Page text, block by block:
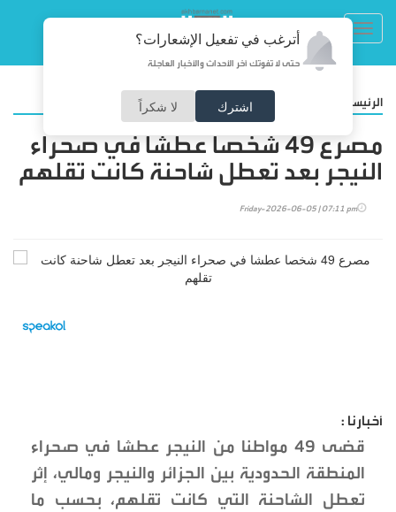
أترغب في تفعيل الإشعارات؟
حتى لا تفوتك آخر الأحداث والأخبار العاجلة
اشترك لا شكراً الرئيسية
مصرع 49 شخصا عطشا في صحراء
النيجر بعد تعطل شاحنة كانت تقلهم
Friday-2026-06-05 | 07:11 pm
أخبارنا :
قضى 49 مواطنا من النيجر عطشا في صحراء
المنطقة الحدودية بين الجزائر والنيجر ومالي، إثر
تعطل الشاحنة التي كانت تقلهم، بحسب ما